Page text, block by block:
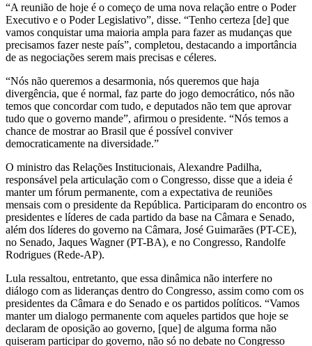
“A reunião de hoje é o começo de uma nova relação entre o Poder
Executivo e o Poder Legislativo”, disse. “Tenho certeza [de] que
vamos conquistar uma maioria ampla para fazer as mudanças que
precisamos fazer neste país”, completou, destacando a importância
de as negociações serem mais precisas e céleres.
“Nós não queremos a desarmonia, nós queremos que haja
divergência, que é normal, faz parte do jogo democrático, nós não
temos que concordar com tudo, e deputados não tem que aprovar
tudo que o governo mande”, afirmou o presidente. “Nós temos a
chance de mostrar ao Brasil que é possível conviver
democraticamente na diversidade.”
O ministro das Relações Institucionais, Alexandre Padilha,
responsável pela articulação com o Congresso, disse que a ideia é
manter um fórum permanente, com a expectativa de reuniões
mensais com o presidente da República. Participaram do encontro os
presidentes e líderes de cada partido da base na Câmara e Senado,
além dos líderes do governo na Câmara, José Guimarães (PT-CE),
no Senado, Jaques Wagner (PT-BA), e no Congresso, Randolfe
Rodrigues (Rede-AP).
Lula ressaltou, entretanto, que essa dinâmica não interfere no
diálogo com as lideranças dentro do Congresso, assim como com os
presidentes da Câmara e do Senado e os partidos políticos. “Vamos
manter um dialogo permanente com aqueles partidos que hoje se
declaram de oposição ao governo, [que] de alguma forma não
quiseram participar do governo, não só no debate no Congresso